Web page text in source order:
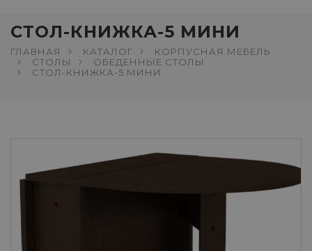
СТОЛ-КНИЖКА-5 МИНИ
ГЛАВНАЯ КАТАЛОГ
КОРПУСНАЯ МЕБЕЛЬ
СТОЛЫ
ОБЕДЕННЫЕ СТОЛЫ
СТОЛ-КНИЖКА-5 МИНИ